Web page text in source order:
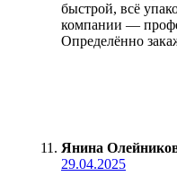
быстрой, всё
компании —
Определённо
Янина
29.04.2025